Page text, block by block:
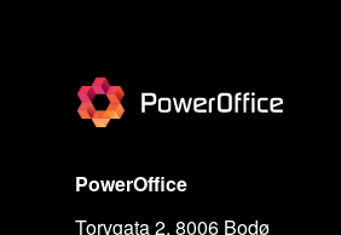
PowerOffice
Torvgata 2, 8006 Bodø